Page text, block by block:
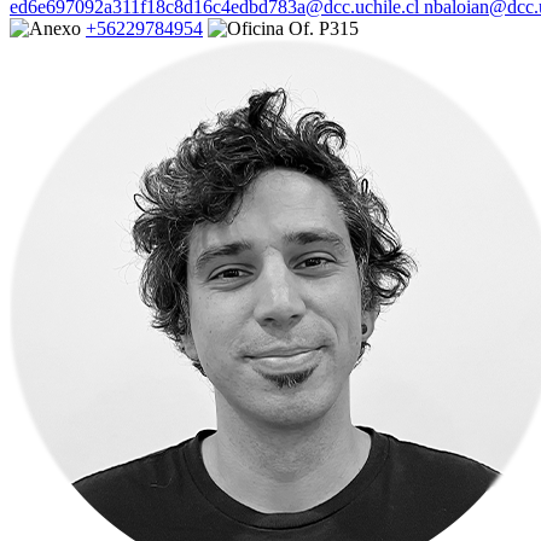
ed6e697092a311f18c8d16c4edbd783a@dcc.uchile.cl
+56229784954
Of. P315